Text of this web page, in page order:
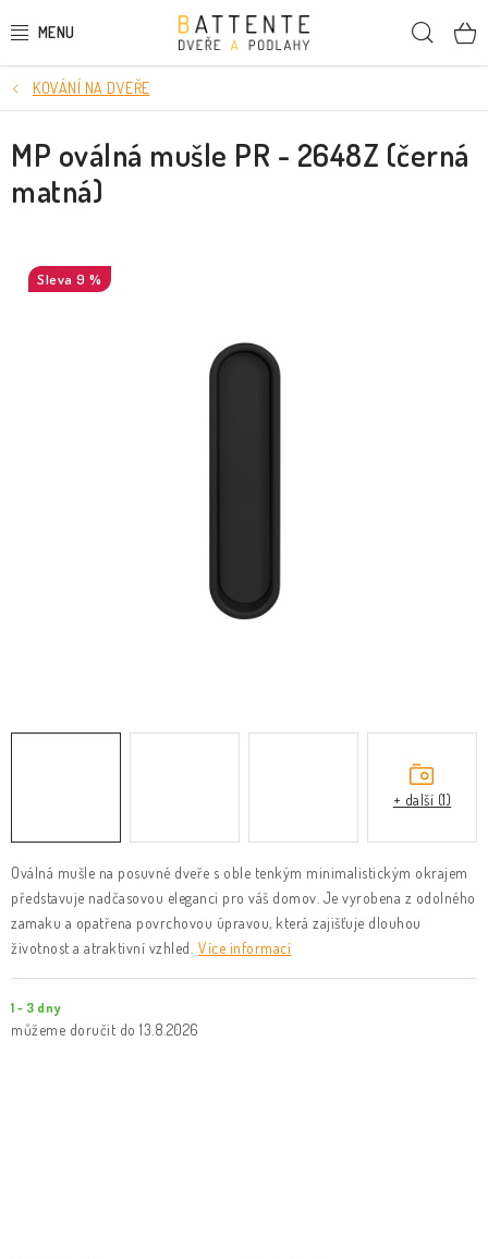
na
DVEŘE
SMRKOVÉ DVEŘE
PODLAHY
LIŠTY A DEKORAČNÍ PRVKY
Obchodní podmínky
FAQ
KOVÁNÍ NA DVEŘE
Oválná mušle na posuvné dveře s oble tenkým minimalistickým okrajem
představuje nadčasovou eleganci pro váš domov. Je vyrobena z odolného
zamaku a opatřena povrchovou úpravou, která zajišťuje dlouhou
životnost a atraktivní vzhled. Více informací
1 - 3 dny
13.8.2026
MP oválná mušle PR - 2648Z (černá
matná)
9 %
+ další (1)